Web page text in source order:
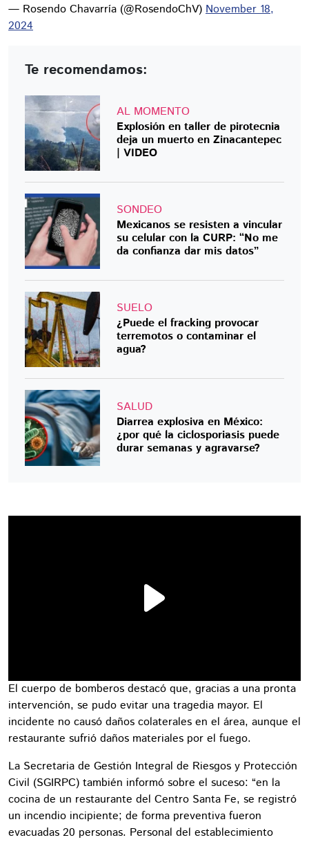
— Rosendo Chavarría (@RosendoChV) November 18,
2024
Te recomendamos:
AL MOMENTO
Explosión en taller de pirotecnia
deja un muerto en Zinacantepec
| VIDEO
SONDEO
Mexicanos se resisten a vincular
su celular con la CURP: “No me
da confianza dar mis datos”
SUELO
¿Puede el fracking provocar
terremotos o contaminar el
agua?
SALUD
Diarrea explosiva en México:
¿por qué la ciclosporiasis puede
durar semanas y agravarse?
El cuerpo de bomberos destacó que, gracias a una pronta
intervención, se pudo evitar una tragedia mayor. El
incidente no causó daños colaterales en el área, aunque el
restaurante sufrió daños materiales por el fuego.
La Secretaria de Gestión Integral de Riesgos y Protección
Civil (SGIRPC) también informó sobre el suceso: “en la
cocina de un restaurante del Centro Santa Fe, se registró
un incendio incipiente; de forma preventiva fueron
evacuadas 20 personas. Personal del establecimiento